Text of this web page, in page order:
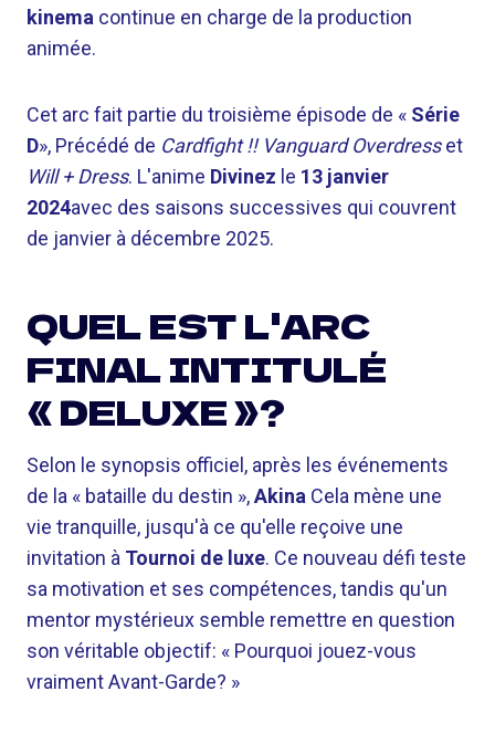
kinema continue en charge de la production
animée.
Cet arc fait partie du troisième épisode de « Série
D», Précédé de Cardfight !! Vanguard Overdresset
Will + Dress. L'anime Divinez le 13 janvier
2024avec des saisons successives qui couvrent
de janvier à décembre 2025.
QUEL EST L'ARC
FINAL INTITULÉ
« DELUXE »?
Selon le synopsis officiel, après les événements
de la « bataille du destin »,Akina Cela mène une
vie tranquille, jusqu'à ce qu'elle reçoive une
invitation à Tournoi de luxe. Ce nouveau défi teste
sa motivation et ses compétences, tandis qu'un
mentor mystérieux semble remettre en question
son véritable objectif: « Pourquoi jouez-vous
vraiment Avant-Garde? »